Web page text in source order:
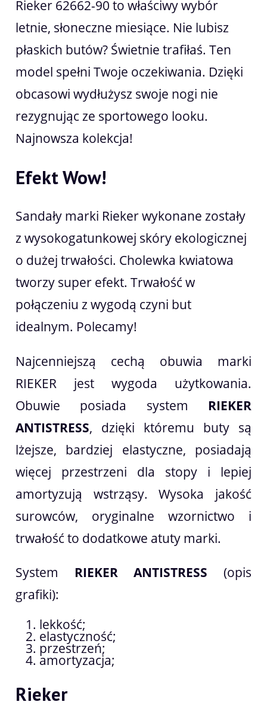
Rieker 62662-90 to właściwy wybór
letnie, słoneczne miesiące. Nie lubisz
płaskich butów? Świetnie trafiłaś. Ten
model spełni Twoje oczekiwania. Dzięki
obcasowi wydłużysz swoje nogi nie
rezygnując ze sportowego looku.
Najnowsza kolekcja!
Efekt Wow!
Sandały marki Rieker wykonane zostały
z wysokogatunkowej skóry ekologicznej
o dużej trwałości. Cholewka kwiatowa
tworzy super efekt. Trwałość w
połączeniu z wygodą czyni but
idealnym. Polecamy!
Najcenniejszą cechą obuwia marki
RIEKER jest wygoda użytkowania.
Obuwie posiada system RIEKER
ANTISTRESS, dzięki któremu buty są
lżejsze, bardziej elastyczne, posiadają
więcej przestrzeni dla stopy i lepiej
amortyzują wstrząsy. Wysoka jakość
surowców, oryginalne wzornictwo i
trwałość to dodatkowe atuty marki.
System RIEKER ANTISTRESS (opis
grafiki):
lekkość;
elastyczność;
przestrzeń;
amortyzacja;
Rieker